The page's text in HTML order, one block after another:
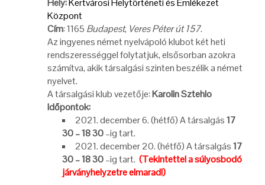
Hely:Kertvárosi Helytörténeti és Emlékezet
Központ
Cím: 1165 Budapest, Veres Péter út 157.
Az ingyenes német nyelvápoló klubot két heti
rendszerességgel folytatjuk, elsősorban azokra
számítva, akik társalgási szinten beszélik a német
nyelvet.
A társalgási klub vezetője:Karolin Sztehlo
Időpontok:
2021. december 6. (hétfő) A társalgás17
30 – 18 30–ig tart.
2021. december 20. (hétfő) A társalgás17
30 – 18 30–ig tart. (Tekintettel a súlyosbodó
járványhelyzetre elmarad!)